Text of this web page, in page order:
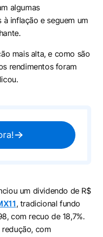
algumas
inflação e seguem um
mais alta, e como são
rendimentos foram
um dividendo de R$
, tradicional fundo
com recuo de 18,7%.
com